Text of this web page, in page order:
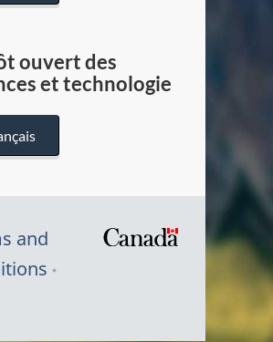
ouvert des
et technologie
and